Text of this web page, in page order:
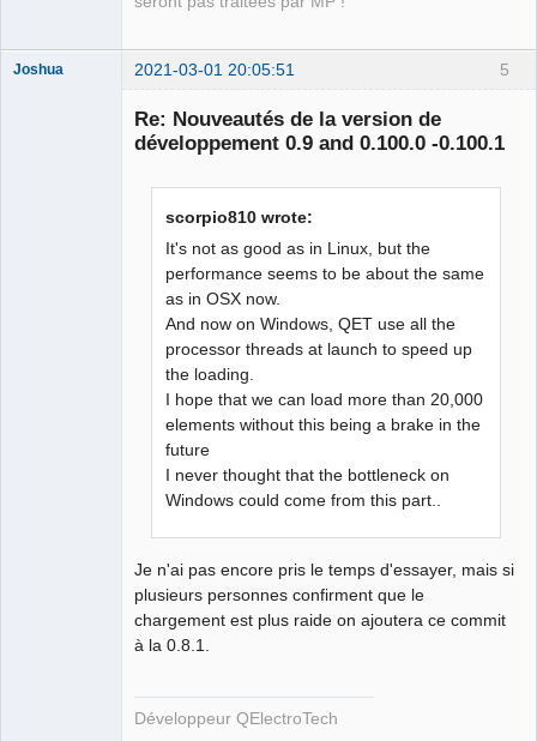
5
Joshua 2021-03-01 20:05:51
Re: Nouveautés de la version de
développement 0.9 and 0.100.0 -0.100.1
scorpio810 wrote:
It's not as good as in Linux, but the
performance seems to be about the same
as in OSX now.
And now on Windows, QET use all the
processor threads at launch to speed up
the loading.
I hope that we can load more than 20,000
elements without this being a brake in the
future
I never thought that the bottleneck on
Windows could come from this part..
Je n'ai pas encore pris le temps d'essayer, mais si
plusieurs personnes confirment que le
chargement est plus raide on ajoutera ce commit
à la 0.8.1.
Développeur QElectroTech